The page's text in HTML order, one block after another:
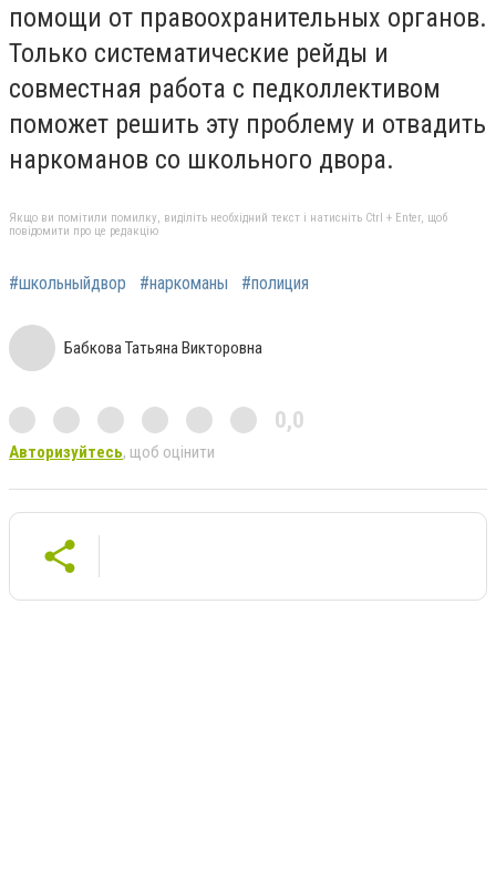
помощи от правоохранительных органов.
Только систематические рейды и
совместная работа с педколлективом
поможет решить эту проблему и отвадить
наркоманов со школьного двора.
Якщо ви помітили помилку, виділіть необхідний текст і натисніть Ctrl + Enter, щоб
повідомити про це редакцію
#школьныйдвор #наркоманы #полиция
Бабкова Татьяна Викторовна
0,0
Авторизуйтесь, щоб оцінити